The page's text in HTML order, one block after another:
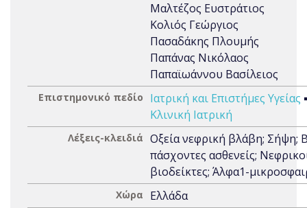
Μαλτέζος Ευστράτιος
Κολιός Γεώργιος
Πασαδάκης Πλουμής
Παπάνας Νικόλαος
Παπαϊωάννου Βασίλειος
Επιστημονικό πεδίο Ιατρική και Επιστήμες Υγείας
Κλινική Ιατρική
Λέξεις-κλειδιά Οξεία νεφρική βλάβη; Σήψη;
πάσχοντες ασθενείς;
βιοδείκτες; Άλφα1-
Χώρα Ελλάδα